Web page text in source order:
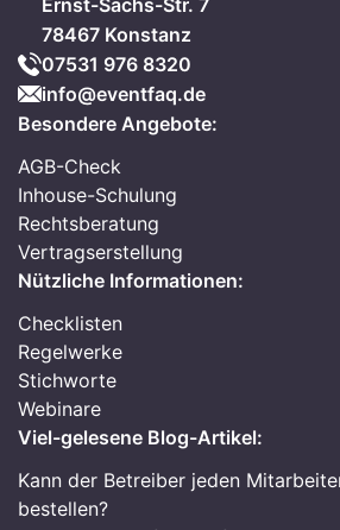
Ernst-Sachs-Str. 7
78467 Konstanz
07531 976 8320
info@eventfaq.de
Besondere Angebote:
AGB-Check
Inhouse-Schulung
Rechtsberatung
Vertragserstellung
Nützliche Informationen:
Checklisten
Regelwerke
Stichworte
Webinare
Viel-gelesene Blog-Artikel:
Kann der Betreiber jeden
bestellen?